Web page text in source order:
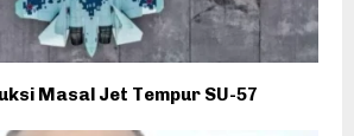
Masal Jet Tempur SU-57